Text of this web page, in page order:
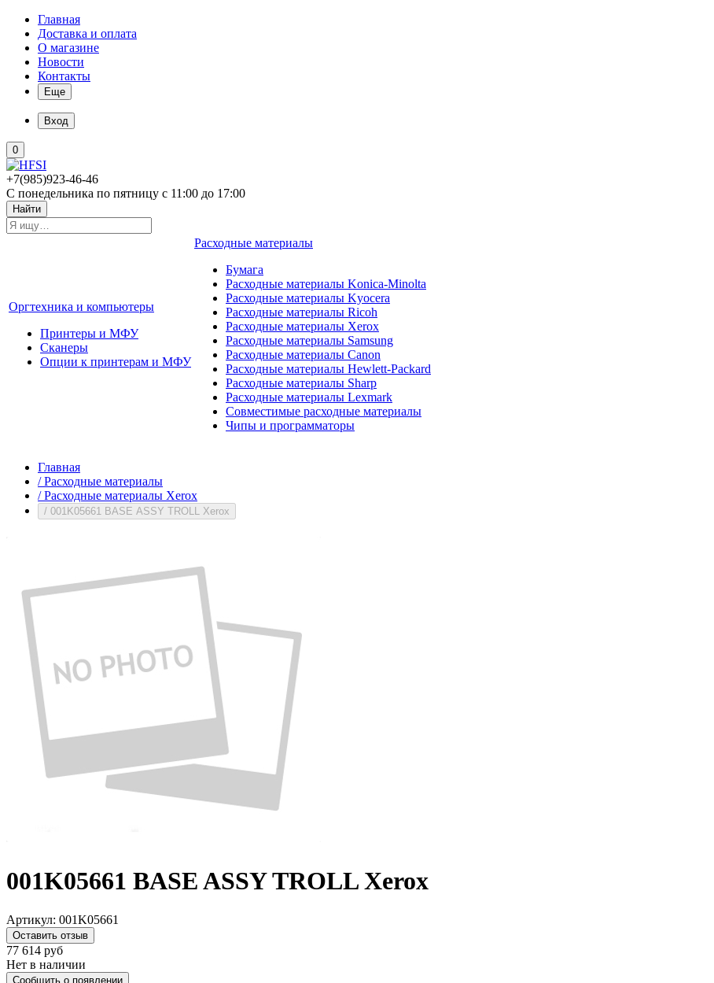
Главная
Доставка и оплата
О магазине
Новости
Контакты
Еще
Вход
0
+7(985)923-46-46
С понедельника по пятницу с 11:00 до 17:00
Найти
Оргтехника и компьютеры
Принтеры и МФУ
Сканеры
Опции к принтерам и МФУ
Расходные материалы
Бумага
Расходные материалы Konica-Minolta
Расходные материалы Kyocera
Расходные материалы Ricoh
Расходные материалы Xerox
Расходные материалы Samsung
Расходные материалы Canon
Расходные материалы Hewlett-Packard
Расходные материалы Sharp
Расходные материалы Lexmark
Совместимые расходные материалы
Чипы и программаторы
Главная
/ Расходные материалы
/ Расходные материалы Xerox
/ 001K05661 BASE ASSY TROLL Xerox
001K05661 BASE ASSY TROLL Xerox
Артикул: 001K05661
Оставить отзыв
77 614 руб
Нет в наличии
Сообщить о появлении